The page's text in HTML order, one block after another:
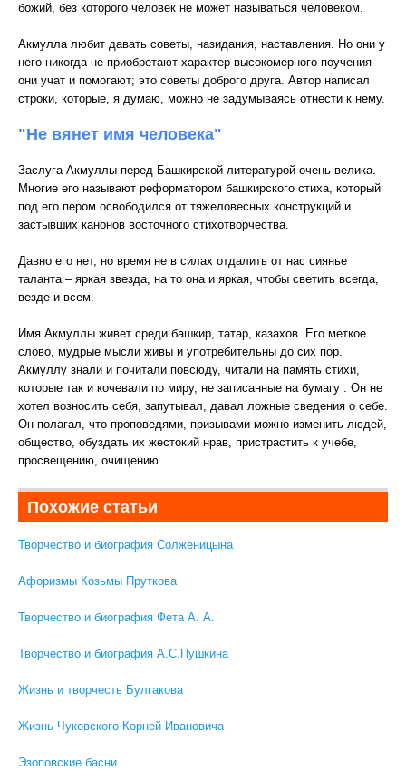
божий, без которого человек не может называться человеком.
Акмулла любит давать советы, назидания, наставления. Но они у
него никогда не приобретают характер высокомерного поучения –
они учат и помогают; это советы доброго друга. Автор написал
строки, которые, я думаю, можно не задумываясь отнести к нему.
"Не вянет имя человека"
Заслуга Акмуллы перед Башкирской литературой очень велика.
Многие его называют реформатором башкирского стиха, который
под его пером освободился от тяжеловесных конструкций и
застывших канонов восточного стихотворчества.
Давно его нет, но время не в силах отдалить от нас сиянье
таланта – яркая звезда, на то она и яркая, чтобы светить всегда,
везде и всем.
Имя Акмуллы живет среди башкир, татар, казахов. Его меткое
слово, мудрые мысли живы и употребительны до сих пор.
Акмуллу знали и почитали повсюду, читали на память стихи,
которые так и кочевали по миру, не записанные на бумагу . Он не
хотел возносить себя, запутывал, давал ложные сведения о себе.
Он полагал, что проповедями, призывами можно изменить людей,
общество, обуздать их жестокий нрав, пристрастить к учебе,
просвещению, очищению.
Похожие статьи
Творчество и биография Солженицына
Афоризмы Козьмы Пруткова
Творчество и биография Фета А. А.
Творчество и биография А.С.Пушкина
Жизнь и творчесть Булгакова
Жизнь Чуковского Корней Ивановича
Эзоповские басни